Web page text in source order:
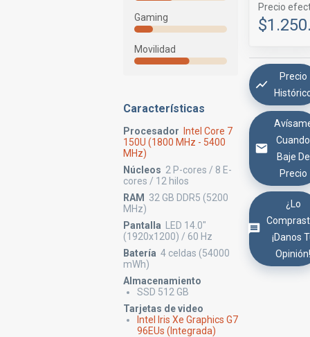
Gaming
Movilidad
Características
Procesador
Intel Core 7
150U (1800 MHz - 5400
MHz)
Núcleos 2 P-cores / 8 E-
cores / 12 hilos
RAM
32 GB DDR5 (5200
MHz)
Pantalla
LED 14.0"
(1920x1200) / 60 Hz
Batería 4 celdas (54000
mWh)
Almacenamiento
SSD 512 GB
Tarjetas de video
Intel Iris Xe Graphics G7
96EUs (Integrada)
Precio
Precio
Cuando
Baje De
Precio
¿Lo
¡Danos